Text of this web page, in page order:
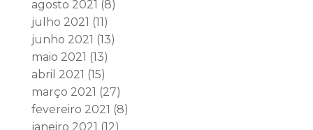
agosto 2021 (8)
julho 2021 (11)
junho 2021 (13)
maio 2021 (13)
abril 2021 (15)
março 2021 (27)
fevereiro 2021 (8)
janeiro 2021 (12)